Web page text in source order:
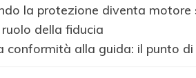
la protezione diventa
ruolo della fiducia
conformità alla guida: il punto